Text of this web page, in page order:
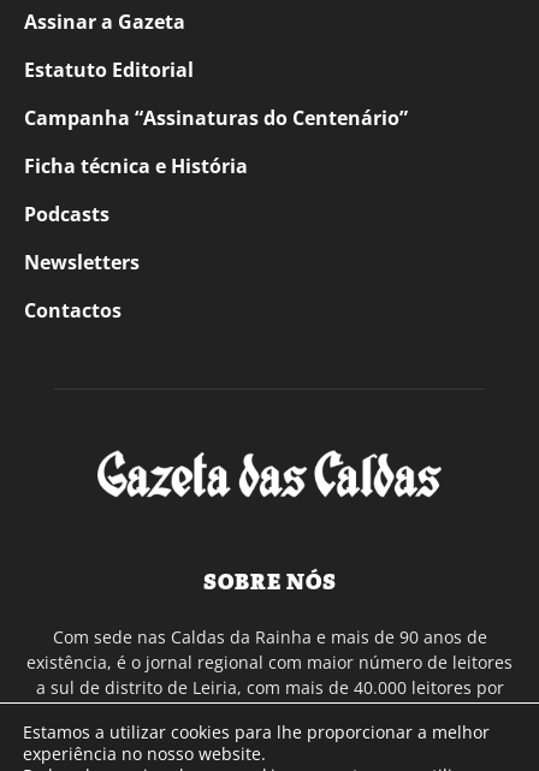
Assinar a Gazeta
Estatuto Editorial
Campanha “Assinaturas do Centenário”
Ficha técnica e História
Podcasts
Newsletters
Contactos
SOBRE NÓS
Com sede nas Caldas da Rainha e mais de 90 anos de
existência, é o jornal regional com maior número de leitores
a sul de distrito de Leiria, com mais de 40.000 leitores por
Continental e assinatura online.
Estamos a utilizar cookies para lhe proporcionar a melhor
experiência no nosso website.